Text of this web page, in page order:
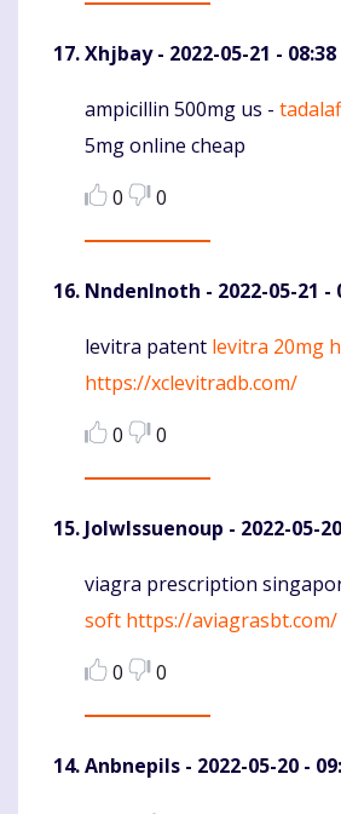
Xhjbay- 2022-05-21 - 08:38
Komentaras
ampicillin 500mg us -
5mg online cheap
0
0
NndenInoth - 2022-05-21 -
Komentaras
levitra patent levitra 20mg
https://xclevitradb.com/
0
0
JolwIssuenoup - 2022-05-
Komentaras
viagra prescription
soft https://aviagrasbt.com/
0
0
Anbnepils - 2022-05-20 -